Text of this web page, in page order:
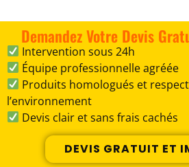
Demandez Votre Devis
Intervention sous 24h
Équipe professionnelle agréée
Produits homologués et
l’environnement
Devis clair et sans frais cachés
DEVIS GRATUIT ET